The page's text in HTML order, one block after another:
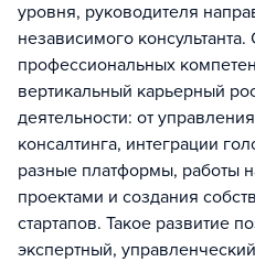
уровня, руководителя
независимого
профессиональных
вертикальный карьерный
деятельности: от
консалтинга, интеграции
разные платформы, работы
проектами и создания
стартапов. Такое развитие
экспертный,